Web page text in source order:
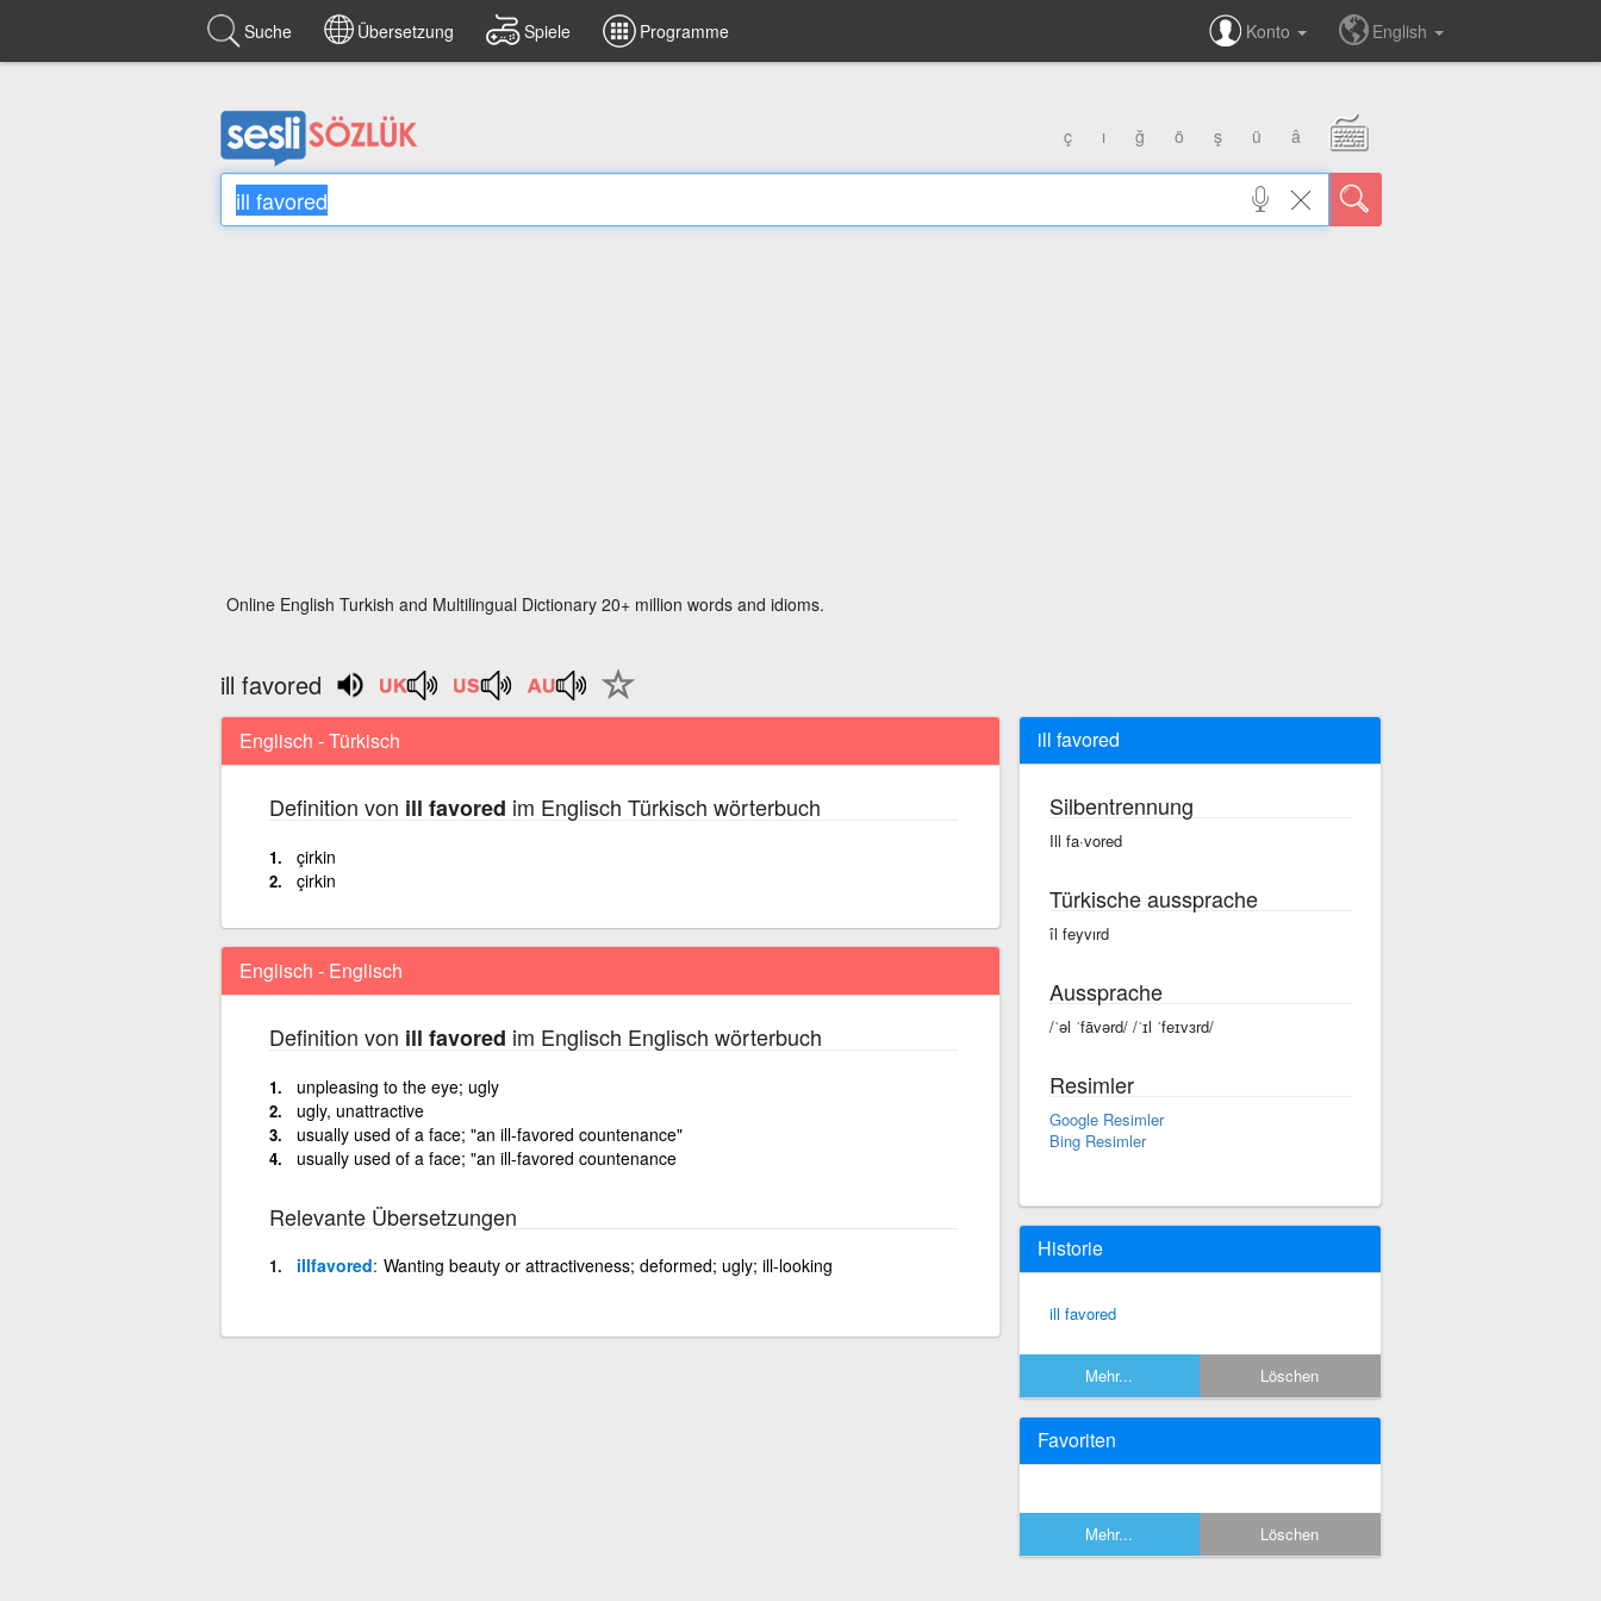
Suche Übersetzung Spiele Programme Konto English
ç ı ğ ö ş ü â
Online English Turkish and Multilingual Dictionary 20+ million words and idioms.
ill favored
Englisch - Türkisch
Definition von ill favored im Englisch Türkisch wörterbuch
çirkin
çirkin
Englisch - Englisch
Definition von ill favored im Englisch Englisch wörterbuch
unpleasing to the eye; ugly
ugly, unattractive
usually used of a face; "an ill-favored countenance"
usually used of a face; "an ill-favored countenance
Relevante Übersetzungen
illfavored Wanting beauty or attractiveness; deformed; ugly; ill-looking
ill favored
Silbentrennung
Ill fa·vored
Türkische aussprache
îl feyvırd
Aussprache
/ˈəl ˈfāvərd/ /ˈɪl ˈfeɪvɜrd/
Resimler
Google Resimler
Bing Resimler
Historie
ill favored
Mehr... Löschen
Favoriten
Mehr... Löschen